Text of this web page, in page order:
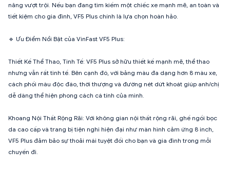
năng vượt trội. Nếu bạn đang tìm kiếm một chiếc xe mạnh mẽ, an toàn và
tiết kiệm cho gia đình, VF5 Plus chính là lựa chọn hoàn hảo.
🔹 Ưu Điểm Nổi Bật của VinFast VF5 Plus:
Thiết Kế Thể Thao, Tinh Tế: VF5 Plus sở hữu thiết kế mạnh mẽ, thể thao
nhưng vẫn rất tinh tế. Bên cạnh đó, với bảng màu đa dạng hơn 8 màu xe,
cách phối màu độc đáo, thời thượng và đường nét dứt khoát giúp anh/chị
dễ dàng thể hiện phong cách cá tính của mình.
Khoang Nội Thất Rộng Rãi: Với không gian nội thất rộng rãi, ghế ngồi bọc
da cao cấp và trang bị tiện nghi hiện đại như màn hình cảm ứng 8 inch,
VF5 Plus đảm bảo sự thoải mái tuyệt đối cho bạn và gia đình trong mỗi
chuyến đi.